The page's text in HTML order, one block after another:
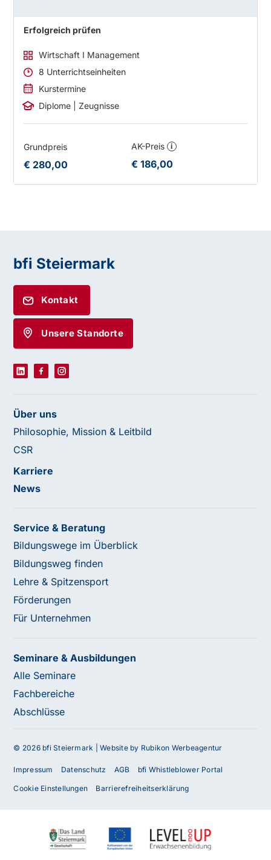
Erfolgreich prüfen
Wirtschaft I Management
8 Unterrichtseinheiten
Kurstermine
Diplome | Zeugnisse
Grundpreis
€ 280,00
AK-Preis i
€ 186,00
bfi Steiermark
Kontakt
Unsere Standorte
Über uns
Philosophie, Mission & Leitbild
CSR
Karriere
News
Service & Beratung
Bildungswege im Überblick
Bildungsweg finden
Lehre & Spitzensport
Förderungen
Für Unternehmen
Seminare & Ausbildungen
Alle Seminare
Fachbereiche
Abschlüsse
© 2026 bfi Steiermark |Website by Rubikon Werbeagentur
Impressum Datenschutz AGB bfi Whistleblower Portal
Cookie Einstellungen Barrierefreiheitserklärung